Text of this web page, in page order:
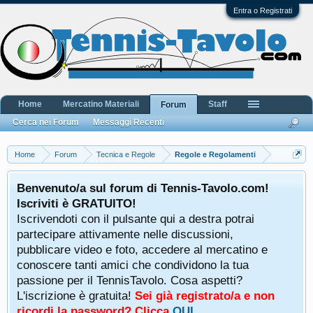
Entra o Registrati
Home Forum Tecnica e Regole Regole e Regolamenti
Benvenuto/a sul forum di Tennis-Tavolo.com!
Iscriviti è GRATUITO!
Iscrivendoti con il pulsante qui a destra potrai
partecipare attivamente nelle discussioni,
pubblicare video e foto, accedere al mercatino e
conoscere tanti amici che condividono la tua
passione per il TennisTavolo. Cosa aspetti?
L'iscrizione è gratuita! Sei già registrato/a e non
Home Mercatino Materiali
Forum
Cerca nei Forum
Messaggi Recenti
Staff